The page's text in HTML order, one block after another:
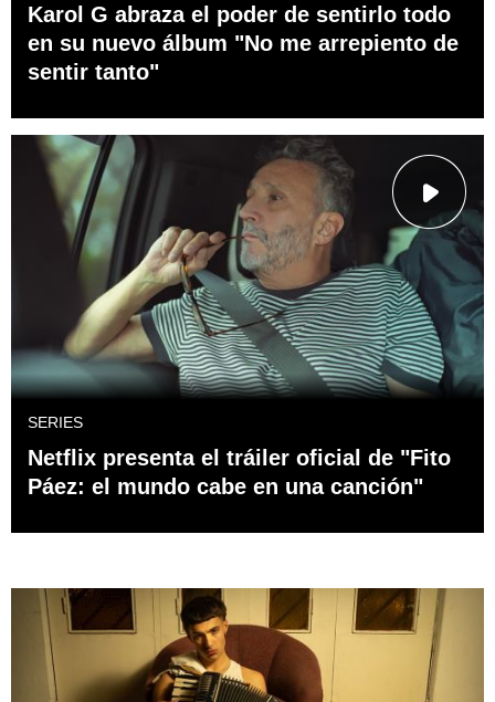
Karol G abraza el poder de sentirlo todo
en su nuevo álbum "No me arrepiento de
sentir tanto"
SERIES
Netflix presenta el tráiler oficial de "Fito
Páez: el mundo cabe en una canción"